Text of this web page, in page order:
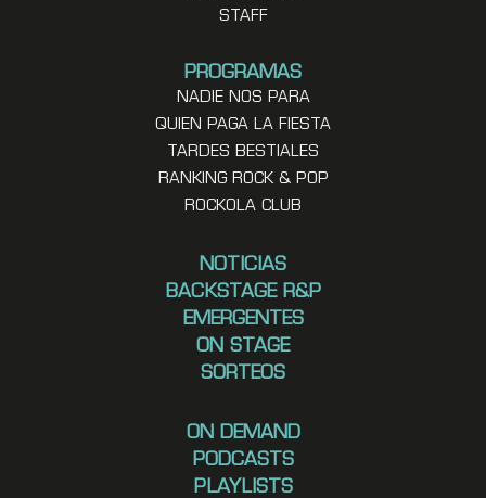
STAFF
PROGRAMAS
NADIE NOS PARA
QUIEN PAGA LA FIESTA
TARDES BESTIALES
RANKING ROCK & POP
ROCKOLA CLUB
NOTICIAS
BACKSTAGE R&P
EMERGENTES
ON STAGE
SORTEOS
ON DEMAND
PODCASTS
PLAYLISTS